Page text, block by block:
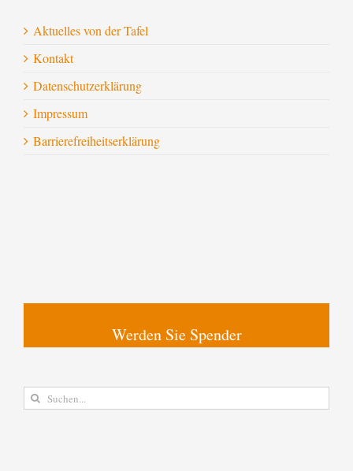
Aktuelles von der Tafel
Kontakt
Datenschutzerklärung
Impressum
Barrierefreiheitserklärung
Werden Sie Spender
Suche
nach: